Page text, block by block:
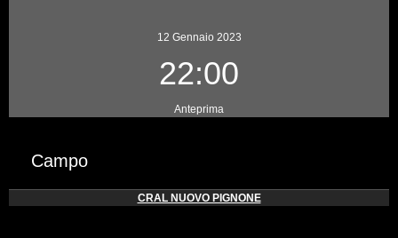
12 Gennaio 2023
22:00
Anteprima
Campo
CRAL NUOVO PIGNONE